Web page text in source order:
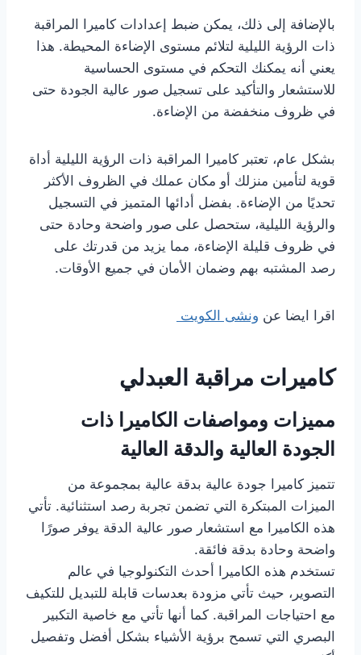
بالإضافة إلى ذلك، يمكن ضبط إعدادات كاميرا المراقبة
ذات الرؤية الليلية لتلائم مستوى الإضاءة المحيطة. هذا
يعني أنه يمكنك التحكم في مستوى الحساسية
للاستشعار والتأكيد على تسجيل صور عالية الجودة حتى
في ظروف منخفضة من الإضاءة.
بشكل عام، تعتبر كاميرا المراقبة ذات الرؤية الليلية أداة
قوية لتأمين منزلك أو مكان عملك في الظروف الأكثر
تحديًا من الإضاءة. بفضل أدائها المتميز في التسجيل
والرؤية الليلية، ستحصل على صور واضحة وحادة حتى
في ظروف قليلة الإضاءة، مما يزيد من قدرتك على
رصد المشتبه بهم وضمان الأمان في جميع الأوقات.
اقرا ايضا عن ونشى الكويت
كاميرات مراقبة العبدلي
مميزات ومواصفات الكاميرا ذات
الجودة العالية والدقة العالية
تتميز كاميرا جودة عالية بدقة عالية بمجموعة من
الميزات المبتكرة التي تضمن تجربة رصد استثنائية. تأتي
هذه الكاميرا مع استشعار صور عالية الدقة يوفر صورًا
واضحة وحادة بدقة فائقة.
تستخدم هذه الكاميرا أحدث التكنولوجيا في عالم
التصوير، حيث تأتي مزودة بعدسات قابلة للتبديل للتكيف
مع احتياجات المراقبة. كما أنها تأتي مع خاصية التكبير
البصري التي تسمح برؤية الأشياء بشكل أفضل وتفصيل